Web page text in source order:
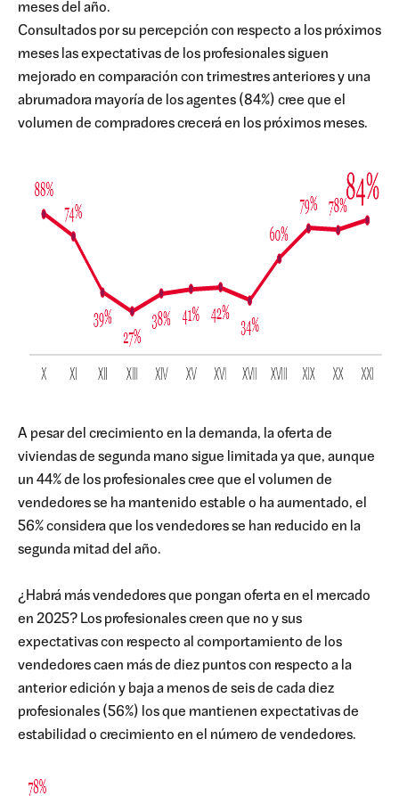
meses del año.
Consultados por su percepción con respecto a los próximos
meses las expectativas de los profesionales siguen
mejorado en comparación con trimestres anteriores y una
abrumadora mayoría de los agentes (84%) cree que el
volumen de compradores crecerá en los próximos meses.
A pesar del crecimiento en la demanda, la oferta de
viviendas de segunda mano sigue limitada ya que, aunque
un 44% de los profesionales cree que el volumen de
vendedores se ha mantenido estable o ha aumentado, el
56% considera que los vendedores se han reducido en la
segunda mitad del año.
¿Habrá más vendedores que pongan oferta en el mercado
en 2025? Los profesionales creen que no y sus
expectativas con respecto al comportamiento de los
vendedores caen más de diez puntos con respecto a la
anterior edición y baja a menos de seis de cada diez
profesionales (56%) los que mantienen expectativas de
estabilidad o crecimiento en el número de vendedores.